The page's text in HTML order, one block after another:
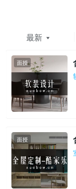
最新
面授
面授